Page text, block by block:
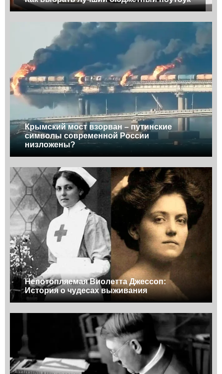
Крымский мост взорван – путинские
символы современной России
низложены?
Непотопляемая Виолетта Джессоп:
История о чудесах выживания